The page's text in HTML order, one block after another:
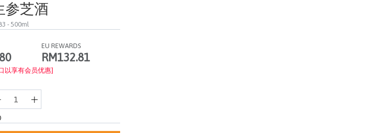
参芝酒
- 500ml
EU REWARDS
RM132.81
以享有会员优惠]